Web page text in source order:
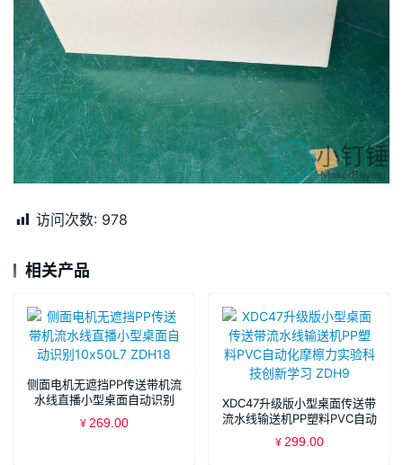
访问次数: 978
相关产品
侧面电机无遮挡PP传送带机流
水线直播小型桌面自动识别
¥ 269.00
XDC47升级版小型桌面传送带
流水线输送机PP塑料PVC自动
ZDH9
¥ 299.00